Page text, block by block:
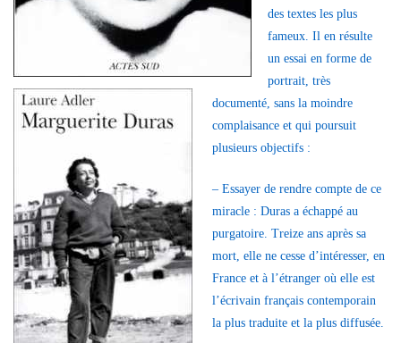
des textes les plus
fameux. Il en résulte
un essai en forme de
portrait, très
documenté, sans la moindre
complaisance et qui poursuit
plusieurs objectifs :
– Essayer de rendre compte de ce
miracle : Duras a échappé au
purgatoire. Treize ans après sa
mort, elle ne cesse d’intéresser, en
France et à l’étranger où elle est
l’écrivain français contemporain
la plus traduite et la plus diffusée.